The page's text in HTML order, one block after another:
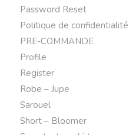
Password Reset
Politique de confidentialité
PRE-COMMANDE
Profile
Register
Robe – Jupe
Sarouel
Short – Bloomer